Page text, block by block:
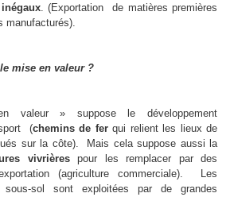
. (Exportation de matières premières
manufacturés).
mise en valeur ?
valeur » suppose
le développement
(chemins de ferqui relient les lieux de
sur la côte).
Mais cela suppose aussi la
vivrièrespour les remplacer par des
(agriculture commerciale). Les
sol sont exploitées par de grandes